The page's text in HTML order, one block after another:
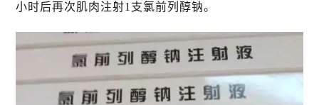
小时后再次肌肉注射1支氯前列醇钠。